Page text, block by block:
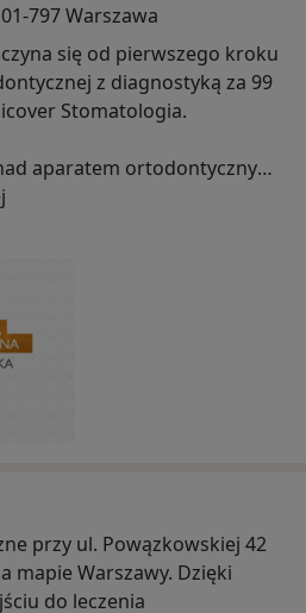
797 Warszawa
się od pierwszego kroku
z diagnostyką za 99
Stomatologia.
aparatem ortodontycznym?
o poprawie ustawienia
od czego zacząć? Pierwszym
uzębienia i zaproponuje
uzębienia i zgryzu
metody leczenia
– wykona diagnostykę
zaplanować leczenie
przy ul. Powązkowskiej 42
mapie Warszawy. Dzięki
do leczenia